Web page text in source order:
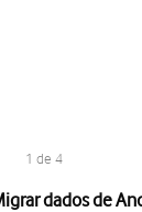
1 de 4
dados de